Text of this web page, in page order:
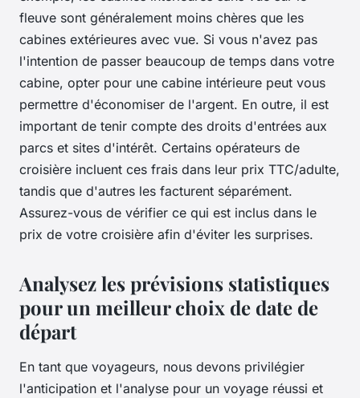
fleuve sont généralement moins chères que les
cabines extérieures avec vue. Si vous n'avez pas
l'intention de passer beaucoup de temps dans votre
cabine, opter pour une cabine intérieure peut vous
permettre d'économiser de l'argent. En outre, il est
important de tenir compte des droits d'entrées aux
parcs et sites d'intérêt. Certains opérateurs de
croisière incluent ces frais dans leur prix TTC/adulte,
tandis que d'autres les facturent séparément.
Assurez-vous de vérifier ce qui est inclus dans le
prix de votre croisière afin d'éviter les surprises.
Analysez les prévisions statistiques
pour un meilleur choix de date de
départ
En tant que voyageurs, nous devons privilégier
l'anticipation et l'analyse pour un voyage réussi et